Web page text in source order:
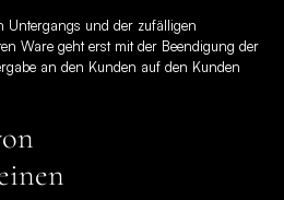
Untergangs und der zufälligen
Ware geht erst mit der Beendigung der
an den Kunden auf den Kunden